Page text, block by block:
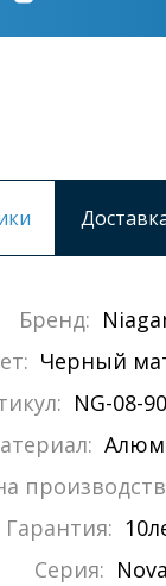
Бренд:
Черный
NG-08-
Гарантия:
Серия: Nova